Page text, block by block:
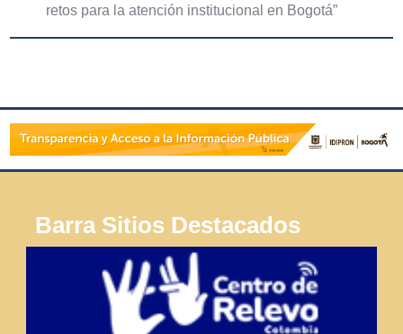
retos para la atención institucional en Bogotá”
Barra Sitios Destacados